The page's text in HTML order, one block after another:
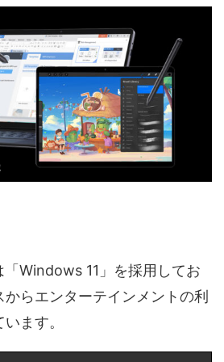
Windows 11」を採用してお
からエンターテインメントの利
ます。